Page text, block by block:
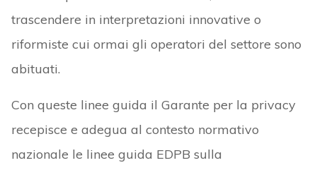
trascendere in interpretazioni innovative o
riformiste cui ormai gli operatori del settore sono
abituati.
Con queste linee guida il Garante per la privacy
recepisce e adegua al contesto normativo
nazionale le linee guida EDPB sulla